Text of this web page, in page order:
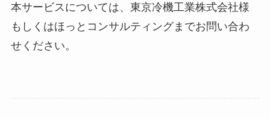
本サービスについては、東京冷機工業株式会社様
もしくはほっとコンサルティングまでお問い合わ
せください。